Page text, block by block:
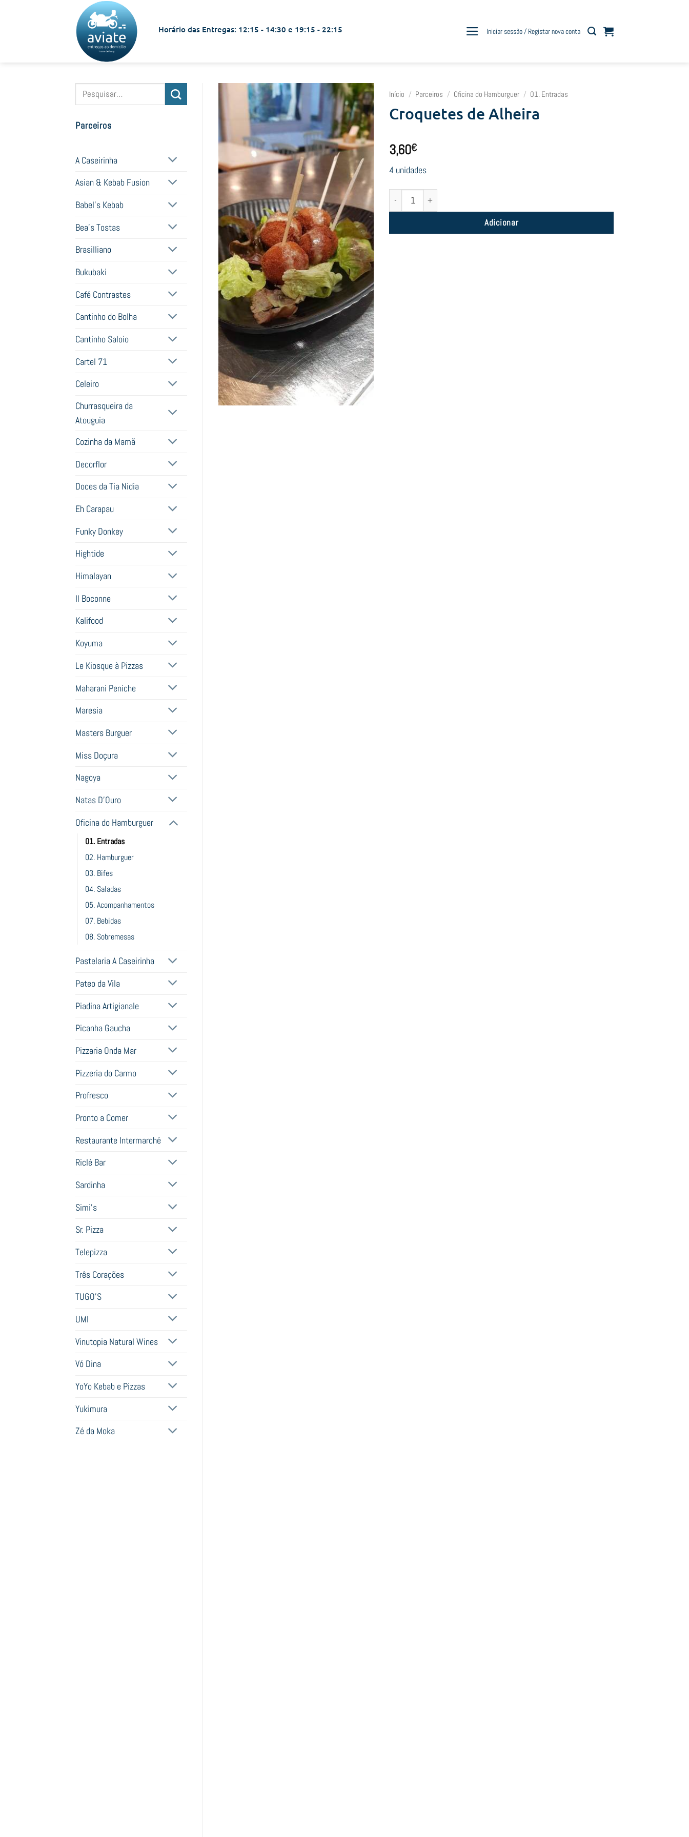
Horário das Entregas: 12:15 - 14:30 e 19:15 - 22:15 Iniciar sessão / Registar nova conta
Pesquisar
Parceiros
A Caseirinha
Asian & Kebab Fusion
Babel's Kebab
Bea's Tostas
Brasilliano
Bukubaki
Café Contrastes
Cantinho do Bolha
Cantinho Saloio
Cartel 71
Celeiro
Churrasqueira da
Atouguia
Cozinha da Mamã
Decorflor
Doces da Tia Nidia
Eh Carapau
Funky Donkey
Hightide
Himalayan
Il Boconne
Kalifood
Koyuma
Le Kiosque à Pizzas
Maharani Peniche
Maresia
Masters Burguer
Miss Doçura
Nagoya
Natas D'Ouro
Oficina do Hamburguer
01. Entradas
02. Hamburguer
03. Bifes
04. Saladas
05. Acompanhamentos
07. Bebidas
08. Sobremesas
Pastelaria A Caseirinha
Pateo da Vila
Piadina Artigianale
Picanha Gaucha
Pizzaria Onda Mar
Pizzeria do Carmo
Profresco
Pronto a Comer
Restaurante Intermarché
Riclé Bar
Sardinha
Simi's
Sr. Pizza
Telepizza
Três Corações
TUGO'S
UMI
Vinutopia Natural Wines
Vó Dina
YoYo Kebab e Pizzas
Yukimura
Zé da Moka
Início / Parceiros / Oficina do Hamburguer / 01. Entradas
Croquetes de Alheira
3,60€
4 unidades
Quantidade de Croquetes de Alheira
Adicionar